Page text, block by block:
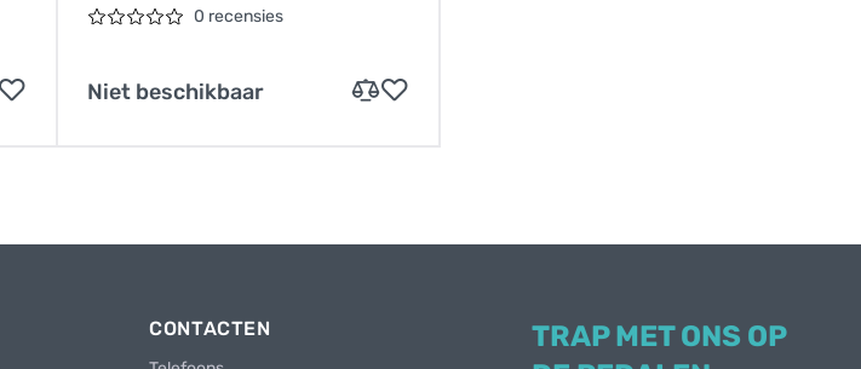
0 recensies
Niet beschikbaar
CONTACTEN
TRAP MET ONS OP